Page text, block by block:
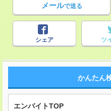
メールで送る
シェア ツ
かんたん
エンバイトTOP